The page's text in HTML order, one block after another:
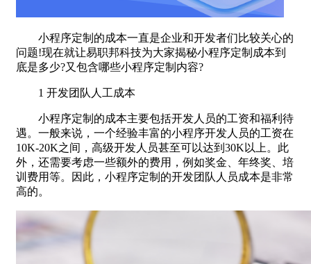
小程序定制的成本一直是企业和开发者们比较关心的
问题!现在就让易职邦科技为大家揭秘小程序定制成本到
底是多少?又包含哪些小程序定制内容?
1 开发团队人工成本
小程序定制的成本主要包括开发人员的工资和福利待
遇。一般来说，一个经验丰富的小程序开发人员的工资在
10K-20K之间，高级开发人员甚至可以达到30K以上。此
外，还需要考虑一些额外的费用，例如奖金、年终奖、培
训费用等。因此，小程序定制的开发团队人员成本是非常
高的。